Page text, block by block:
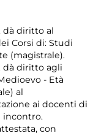
dà diritto al
Corsi di: Studi
(magistrale).
dà diritto agli
- Età
al
ai docenti di
incontro.
con